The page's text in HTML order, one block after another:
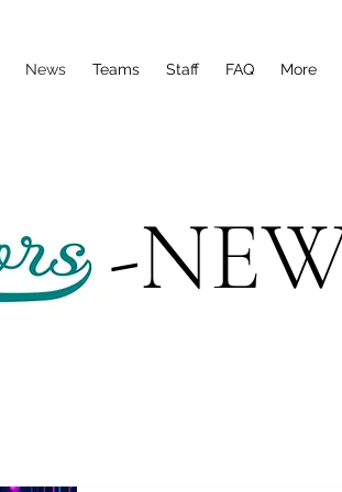
News Teams Staff FAQ More
-